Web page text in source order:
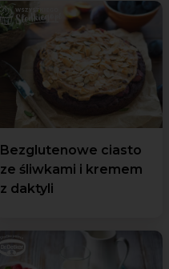
Bezglutenowe ciasto
ze śliwkami i kremem
z daktyli